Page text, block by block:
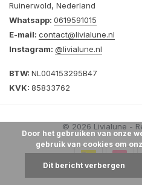
Ruinerwold, Nederland
Whatsapp: 0619591015
E-mail: contact@livialune.nl
Instagram: @livialune.nl
BTW: NL004153295B47
KVK: 85833762
© 2026 Livialune -
Door het gebruiken van onze
gebruik van cookies om
Dit bericht verbergen